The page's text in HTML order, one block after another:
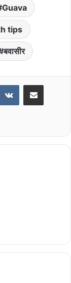
Guava
tips
बवासीर
VKontakteShare via Email